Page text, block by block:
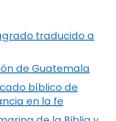
traducido a
de Guatemala
bíblico de
en la fe